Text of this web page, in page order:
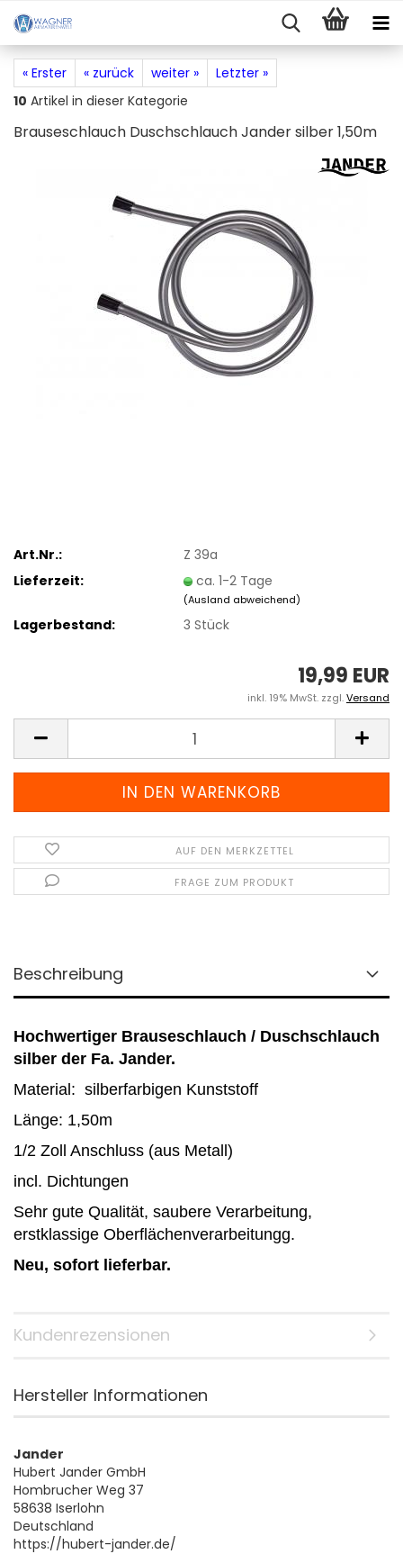
« Erster « zurück weiter »
Letzter »
10 Artikel in dieser Kategorie
Brauseschlauch Duschschlauch Jander silber 1,50m
Art.Nr.:
Z 39a
Lieferzeit:
ca. 1-2 Tage
(Ausland abweichend)
Lagerbestand: 3Stück
19,99 EUR
inkl. 19% MwSt. zzgl.Versand
AUF DEN MERKZETTEL
FRAGE ZUM PRODUKT
Beschreibung
Hochwertiger Brauseschlauch / Duschschlauch
silber der Fa. Jander.
Material: silberfarbigen Kunststoff
Länge: 1,50m
1/2 Zoll Anschluss (aus Metall)
incl. Dichtungen
Sehr gute Qualität, saubere Verarbeitung,
erstklassige Oberflächenverarbeitungg.
Neu, sofort lieferbar.
Kundenrezensionen
Hersteller Informationen
Jander
Hubert Jander GmbH
Hombrucher Weg 37
58638 Iserlohn
Deutschland
https://hubert-jander.de/